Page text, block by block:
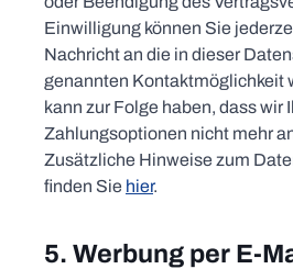
Einwilligung können Sie
Nachricht an die in dieser
genannten Kontaktmöglichkeit
kann zur Folge haben, dass wir
Zahlungsoptionen nicht mehr
Zusätzliche Hinweise zum
finden Sie hier.
5. Werbung per E-